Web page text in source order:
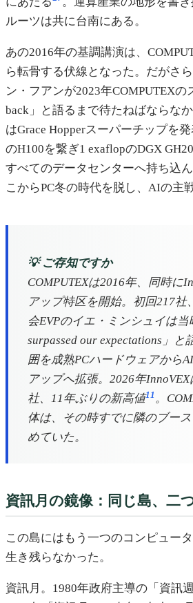
ルーツは共に台南にある。
あの2016年の基調講演は、
ら転骨する伏線となった。だがさ
ン・フアンが2023年COMPUTEXの
back」と語るまで待たねばならな
はGrace Hopperスーパーチップを
のH100を繋ぎ1 exaflopのDGX
すべてのデータセンターへ持ち込
こからPC冬の時代を脱し、AIの主
💡 ご存知ですか
COMPUTEXは2016年、同時に
アップ特区を開始。初回217社
会EVPのイエ・ミンシュイは当
surpassed our expectations」と
囲を成熟PCハードウェアから
アップへ拡張。2026年
社、11年ぶりの新高値11 。
体は、その時すでに隣のブー
めていた。
資訊月の鏡像：同じ島、二
この島にはもう一つのコンピュー
生き残らなかった。
資訊月。1980年政府主導の「資訊